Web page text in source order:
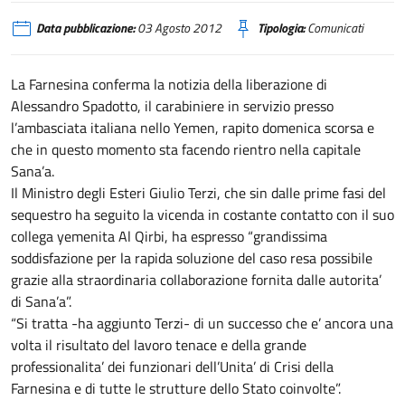
Data pubblicazione:03 Agosto 2012 Tipologia:Comunicati
La Farnesina conferma la notizia della liberazione di
Alessandro Spadotto, il carabiniere in servizio presso
l’ambasciata italiana nello Yemen, rapito domenica scorsa e
che in questo momento sta facendo rientro nella capitale
Sana’a.
Il Ministro degli Esteri Giulio Terzi, che sin dalle prime fasi del
sequestro ha seguito la vicenda in costante contatto con il suo
collega yemenita Al Qirbi, ha espresso “grandissima
soddisfazione per la rapida soluzione del caso resa possibile
grazie alla straordinaria collaborazione fornita dalle autorita’
di Sana’a”.
“Si tratta -ha aggiunto Terzi- di un successo che e’ ancora una
volta il risultato del lavoro tenace e della grande
professionalita’ dei funzionari dell’Unita’ di Crisi della
Farnesina e di tutte le strutture dello Stato coinvolte”.